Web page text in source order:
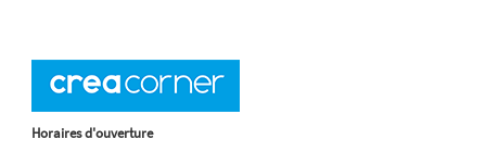
Horaires d'ouverture